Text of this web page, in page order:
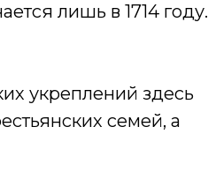
лишь в 1714 году.
укреплений здесь
семей, а